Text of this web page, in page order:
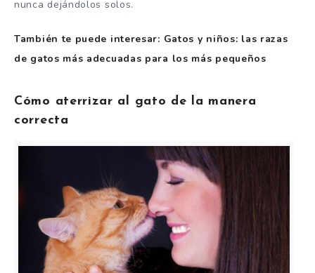
nunca dejándolos solos.
También te puede interesar: Gatos y niños: las razas
de gatos más adecuadas para los más pequeños
Cómo aterrizar al gato de la manera
correcta